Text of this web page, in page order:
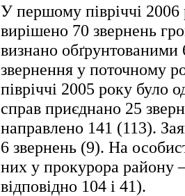
У першому півріччі
вирішено 70 звернень
визнано обґрунтованими
звернення у поточному
півріччі 2005 року було
справ приєднано 25
направлено 141 (113).
6 звернень (9). На
них у прокурора району
відповідно 104 і 41).